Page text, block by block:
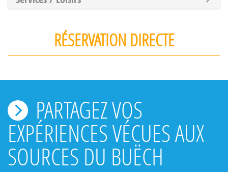
RÉSERVATION DIRECTE
PARTAGEZ VOS
EXPÉRIENCES VÉCUES AUX
SOURCES DU BUËCH